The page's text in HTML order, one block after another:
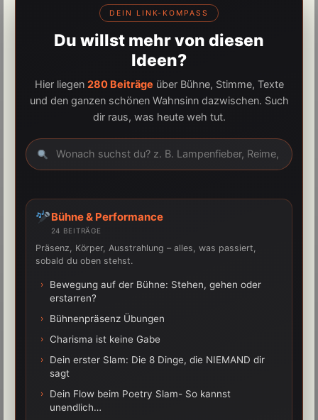
DEIN LINK-KOMPASS
Du willst mehr von diesen
Ideen?
Hier liegen 280 Beiträge über Bühne, Stimme, Texte
und den ganzen schönen Wahnsinn dazwischen. Such
dir raus, was heute weh tut.
Bühne & Performance
24 BEITRÄGE
Präsenz, Körper, Ausstrahlung – alles, was passiert,
sobald du oben stehst.
›
Bewegung auf der Bühne: Stehen, gehen oder
erstarren?
› Bühnenpräsenz Übungen
› Charisma ist keine Gabe
›
Dein erster Slam: Die 8 Dinge, die NIEMAND dir
sagt
›
Dein Flow beim Poetry Slam- So kannst
unendlich…